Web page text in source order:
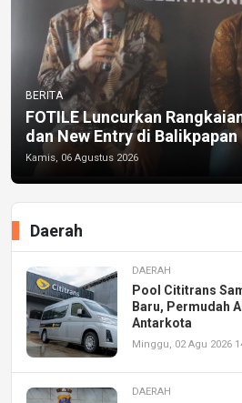
BERITA
FOTILE Luncurkan
dan New Entry di Balikpapan
Kamis, 06 Agustus 2026
Daerah
DAERAH
Pool Cititrans
Baru, Permudah
Antarkota
Minggu, 02 Agu 2026
DAERAH